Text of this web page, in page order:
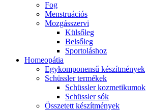
Fog
Menstruációs
Mozgásszervi
Külsőleg
Belsőleg
Sportoláshoz
Homeopátia
Egykomponensű készítmények
Schüssler termékek
Schüssler kozmetikumok
Schüssler sók
Összetett készítmények